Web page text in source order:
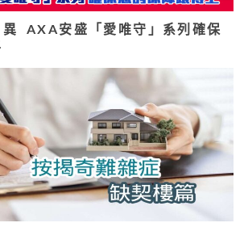
AXA安盛「愛唯守」系列確保